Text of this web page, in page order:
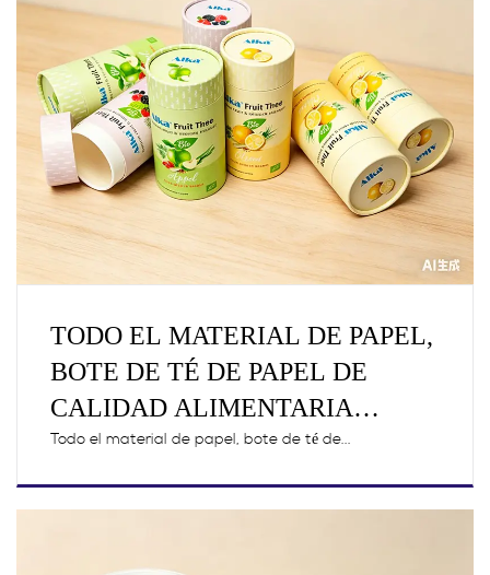
TODO EL MATERIAL DE PAPEL,
BOTE DE TÉ DE PAPEL DE
CALIDAD ALIMENTARIA
RECICLABLE Y REUTILIZABLE
Todo el material de papel, bote de té de...